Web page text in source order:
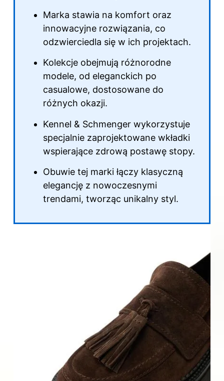
Marka stawia na komfort oraz
innowacyjne rozwiązania, co
odzwierciedla się w ich projektach.
Kolekcje obejmują różnorodne
modele, od eleganckich po
casualowe, dostosowane do
różnych okazji.
Kennel & Schmenger wykorzystuje
specjalnie zaprojektowane wkładki
wspierające zdrową postawę stopy.
Obuwie tej marki łączy klasyczną
elegancję z nowoczesnymi
trendami, tworząc unikalny styl.